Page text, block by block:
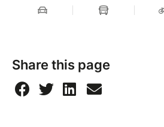
Share this page